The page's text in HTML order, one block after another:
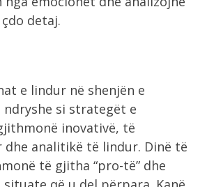
detaj.
e lindur në shenjën e
si strategët e
inovativë, të
dhe analitikë të lindur. Dinë të
të gjitha “pro-të” dhe